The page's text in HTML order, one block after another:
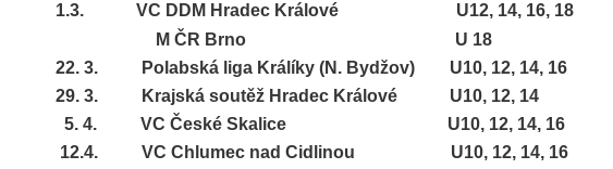
1.3.
VC DDM Hradec Králové
U12, 14, 16, 18
M ČR Brno
U 18
22. 3.
Polabská liga Králíky (N. Bydžov) U10, 12, 14, 16
29. 3.
Krajská soutěž Hradec Králové U10, 12, 14
5. 4. VC České Skalice
U10, 12, 14, 16
12.4. VC Chlumec nad Cidlinou
U10, 12, 14, 16